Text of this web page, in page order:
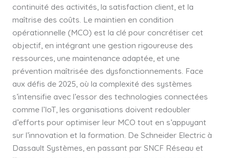
continuité des activités, la satisfaction client, et la
maîtrise des coûts. Le maintien en condition
opérationnelle (MCO) est la clé pour concrétiser cet
objectif, en intégrant une gestion rigoureuse des
ressources, une maintenance adaptée, et une
prévention maîtrisée des dysfonctionnements. Face
aux défis de 2025, où la complexité des systèmes
s’intensifie avec l’essor des technologies connectées
comme l’IoT, les organisations doivent redoubler
d’efforts pour optimiser leur MCO tout en s’appuyant
sur l’innovation et la formation. De Schneider Electric à
Dassault Systèmes, en passant par SNCF Réseau et